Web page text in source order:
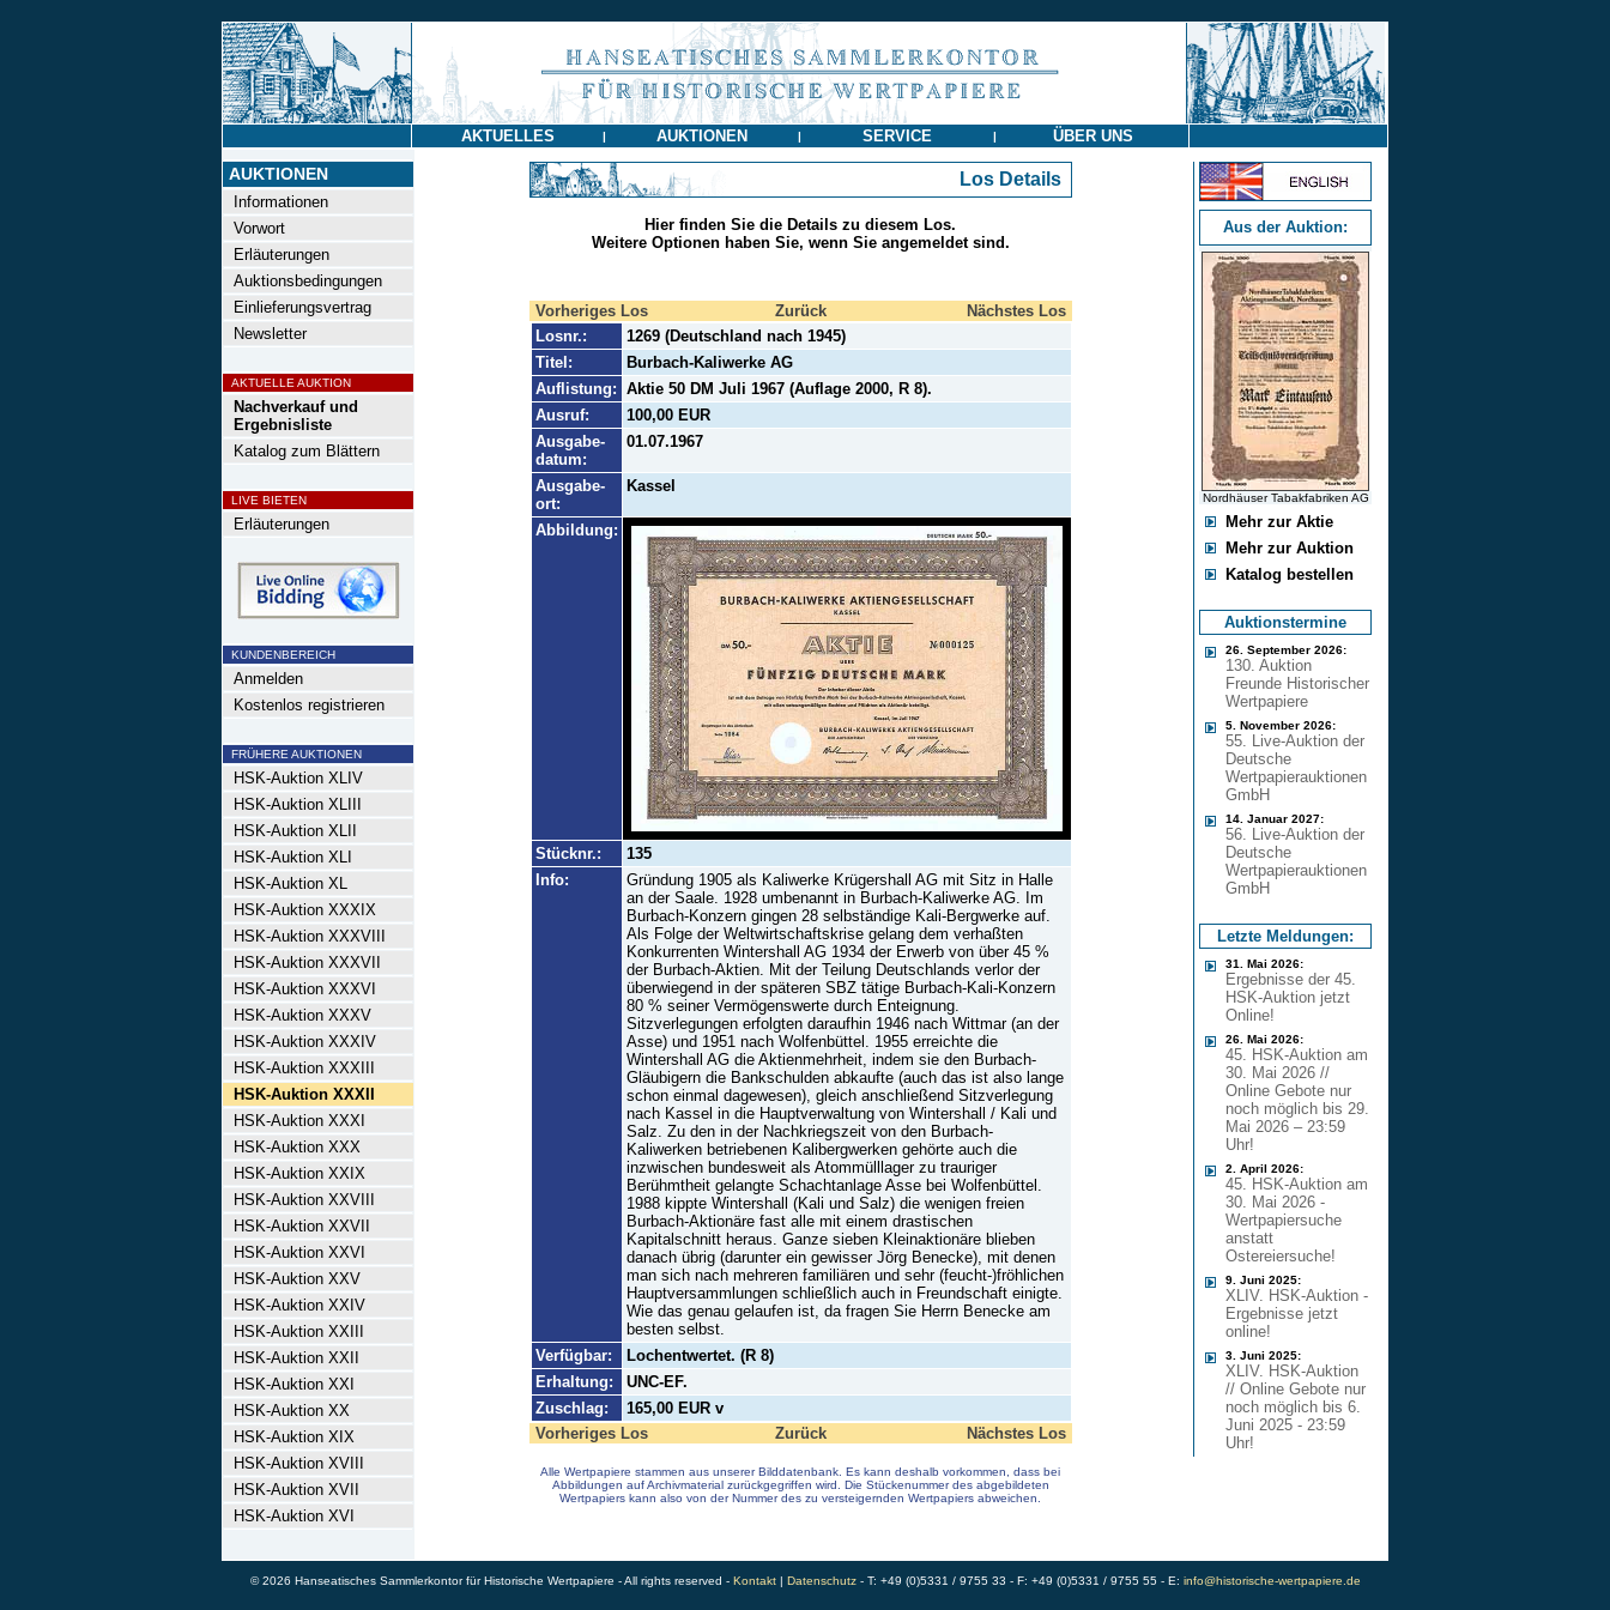
AKTUELLES | AUKTIONEN | SERVICE | ÜBER UNS
AUKTIONEN
Informationen
Vorwort
Erläuterungen
Auktionsbedingungen
Einlieferungsvertrag
Newsletter
AKTUELLE AUKTION
Nachverkauf und
Ergebnisliste
Katalog zum Blättern
LIVE BIETEN
Erläuterungen
KUNDENBEREICH
Anmelden
Kostenlos registrieren
FRÜHERE AUKTIONEN
HSK-Auktion XLIV
HSK-Auktion XLIII
HSK-Auktion XLII
HSK-Auktion XLI
HSK-Auktion XL
HSK-Auktion XXXIX
HSK-Auktion XXXVIII
HSK-Auktion XXXVII
HSK-Auktion XXXVI
HSK-Auktion XXXV
HSK-Auktion XXXIV
HSK-Auktion XXXIII
HSK-Auktion XXXII
HSK-Auktion XXXI
HSK-Auktion XXX
HSK-Auktion XXIX
HSK-Auktion XXVIII
HSK-Auktion XXVII
HSK-Auktion XXVI
HSK-Auktion XXV
HSK-Auktion XXIV
HSK-Auktion XXIII
HSK-Auktion XXII
HSK-Auktion XXI
HSK-Auktion XX
HSK-Auktion XIX
HSK-Auktion XVIII
HSK-Auktion XVII
HSK-Auktion XVI
Los Details
Hier finden Sie die Details zu diesem Los.
Weitere Optionen haben Sie, wenn Sie angemeldet sind.
Vorheriges Los Zurück
Nächstes Los
Losnr.:
1269 (Deutschland nach 1945)
Titel:
Burbach-Kaliwerke AG
Auflistung: Aktie 50 DM Juli 1967 (Auflage 2000, R 8).
Ausruf:
100,00 EUR
Ausgabe-
datum:
01.07.1967
Ausgabe-
ort:
Kassel
Abbildung:
Stücknr.:
135
Info:
Gründung 1905 als Kaliwerke Krügershall AG mit Sitz in Halle
an der Saale. 1928 umbenannt in Burbach-Kaliwerke AG. Im
Burbach-Konzern gingen 28 selbständige Kali-Bergwerke auf.
Als Folge der Weltwirtschaftskrise gelang dem verhaßten
Konkurrenten Wintershall AG 1934 der Erwerb von über 45 %
der Burbach-Aktien. Mit der Teilung Deutschlands verlor der
überwiegend in der späteren SBZ tätige Burbach-Kali-Konzern
80 % seiner Vermögenswerte durch Enteignung.
Sitzverlegungen erfolgten daraufhin 1946 nach Wittmar (an der
Asse) und 1951 nach Wolfenbüttel. 1955 erreichte die
Wintershall AG die Aktienmehrheit, indem sie den Burbach-
Gläubigern die Bankschulden abkaufte (auch das ist also lange
schon einmal dagewesen), gleich anschließend Sitzverlegung
nach Kassel in die Hauptverwaltung von Wintershall / Kali und
Salz. Zu den in der Nachkriegszeit von den Burbach-
Kaliwerken betriebenen Kalibergwerken gehörte auch die
inzwischen bundesweit als Atommülllager zu trauriger
Berühmtheit gelangte Schachtanlage Asse bei Wolfenbüttel.
1988 kippte Wintershall (Kali und Salz) die wenigen freien
Burbach-Aktionäre fast alle mit einem drastischen
Kapitalschnitt heraus. Ganze sieben Kleinaktionäre blieben
danach übrig (darunter ein gewisser Jörg Benecke), mit denen
man sich nach mehreren familiären und sehr (feucht-)fröhlichen
Hauptversammlungen schließlich auch in Freundschaft einigte.
Wie das genau gelaufen ist, da fragen Sie Herrn Benecke am
besten selbst.
Verfügbar:
Lochentwertet. (R 8)
Erhaltung:
UNC-EF.
Zuschlag:
165,00 EUR v
Vorheriges Los
Zurück Nächstes Los
Alle Wertpapiere stammen aus unserer Bilddatenbank. Es kann deshalb vorkommen, dass bei
Abbildungen auf Archivmaterial zurückgegriffen wird. Die Stückenummer des abgebildeten
Wertpapiers kann also von der Nummer des zu versteigernden Wertpapiers abweichen.
Aus der Auktion:
Nordhäuser Tabakfabriken AG
Mehr zur Aktie
Mehr zur Auktion
Katalog bestellen
Auktionstermine
26. September 2026:
130. Auktion
Freunde Historischer
Wertpapiere
5. November 2026:
55. Live-Auktion der
Deutsche
Wertpapierauktionen
GmbH
14. Januar 2027:
56. Live-Auktion der
Deutsche
Wertpapierauktionen
GmbH
Letzte Meldungen:
31. Mai 2026:
Ergebnisse der 45.
HSK-Auktion jetzt
Online!
26. Mai 2026:
45. HSK-Auktion am
30. Mai 2026 //
Online Gebote nur
noch möglich bis 29.
Mai 2026 – 23:59
Uhr!
2. April 2026:
45. HSK-Auktion am
30. Mai 2026 -
Wertpapiersuche
anstatt
Ostereiersuche!
9. Juni 2025:
XLIV. HSK-Auktion -
Ergebnisse jetzt
online!
3. Juni 2025:
XLIV. HSK-Auktion
// Online Gebote nur
noch möglich bis 6.
Juni 2025 - 23:59
Uhr!
© 2026 Hanseatisches Sammlerkontor für Historische Wertpapiere - All rights reserved - Kontakt| Datenschutz- T: +49 (0)5331 / 9755 33 - F: +49 (0)5331 / 9755 55 - E: info@historische-wertpapiere.de